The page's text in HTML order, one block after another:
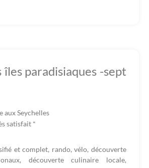
îles paradisiaques -sept
aux Seychelles
satisfait *
et complet, rando, vélo, découverte
découverte culinaire locale,